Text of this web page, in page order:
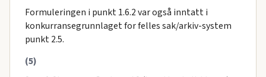
Formuleringen i punkt 1.6.2 var også inntatt i
konkurransegrunnlaget for felles sak/arkiv-system
punkt 2.5.
(5)